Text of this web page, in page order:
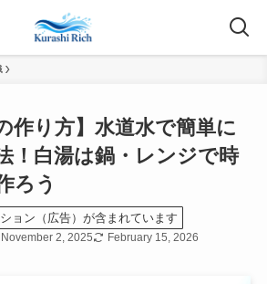
作り方】水道水で簡単に
！白湯は鍋・レンジで時
ろう
ョン（広告）が含まれています
November 2, 2025 February 15, 2026